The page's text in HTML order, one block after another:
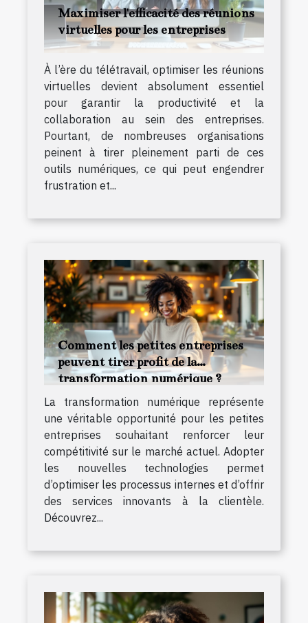
Maximiser l'efficacité des réunions
virtuelles pour les entreprises
À l’ère du télétravail, optimiser les réunions
virtuelles devient absolument essentiel
pour garantir la productivité et la
collaboration au sein des entreprises.
Pourtant, de nombreuses organisations
peinent à tirer pleinement parti de ces
outils numériques, ce qui peut engendrer
frustration et...
Comment les petites entreprises
peuvent tirer profit de la
transformation numérique ?
La transformation numérique représente
une véritable opportunité pour les petites
entreprises souhaitant renforcer leur
compétitivité sur le marché actuel. Adopter
les nouvelles technologies permet
d’optimiser les processus internes et d’offrir
des services innovants à la clientèle.
Découvrez...